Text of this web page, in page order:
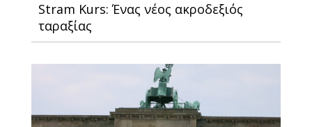
Stram Kurs: Ένας νέος ακροδεξιός
ταραξίας